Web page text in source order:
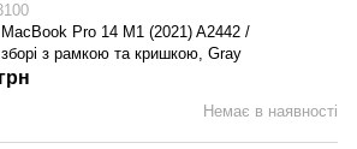
Pro 14 M1 (2021) A2442 /
з рамкою та кришкою, Gray
Немає в наявності